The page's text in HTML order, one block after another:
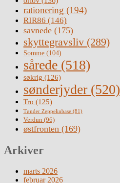
rationering (194)
RIR86 (146)
savnede (175)
skyttegravsliv (289)
Somme (104)
sårede (518)
søkrig (126)
sønderjyder (520)
Tro (125)
Tønder Zeppelinbase (81)
Verdun (96)
østfronten (169)
Arkiver
marts 2026
februar 2026